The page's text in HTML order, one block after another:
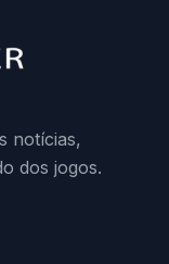
notícias,
dos jogos.